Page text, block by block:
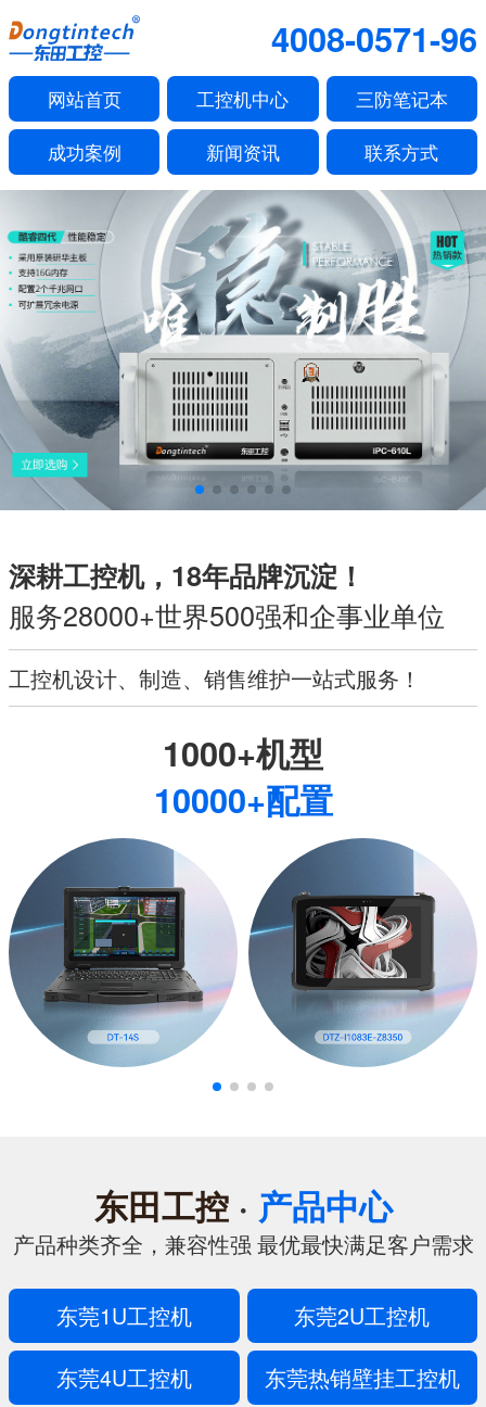
4008-0571-96
网站首页 工控机中心 三防笔记本
成功案例 新闻资讯 联系方式
深耕工控机，18年品牌沉淀！
服务28000+世界500强和企事业单位
工控机设计、制造、销售维护一站式服务！
1000+机型
10000+配置
东田工控· 产品中心
产品种类齐全，兼容性强 最优最快满足客户需求
东莞1U工控机
东莞2U工控机
东莞4U工控机
东莞热销壁挂工控机